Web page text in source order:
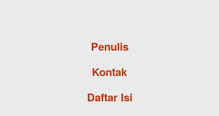
Penulis
Kontak
Daftar Isi